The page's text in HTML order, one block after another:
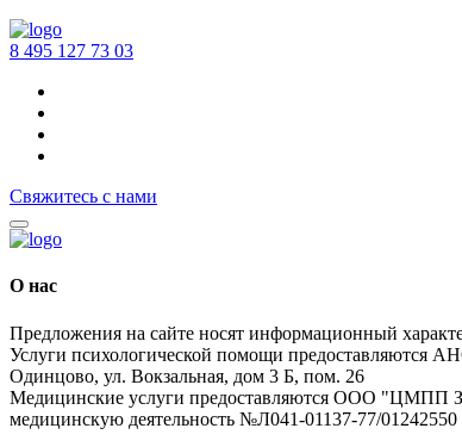
‪8 495 127 73 03
Свяжитесь с нами
О нас
Предложения на сайте носят информационный
Услуги психологической помощи предоставляются
Одинцово, ул. Вокзальная, дом 3 Б, пом. 26
Медицинские услуги предоставляются ООО "ЦМПП
медицинскую деятельность №Л041-01137-77/01242550